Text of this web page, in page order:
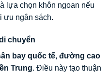
là lựa chọn khôn ngoan nếu
ưu ngân sách.
chuyển
bay quốc tế, đường cao
Trung. Điều này tạo thuận